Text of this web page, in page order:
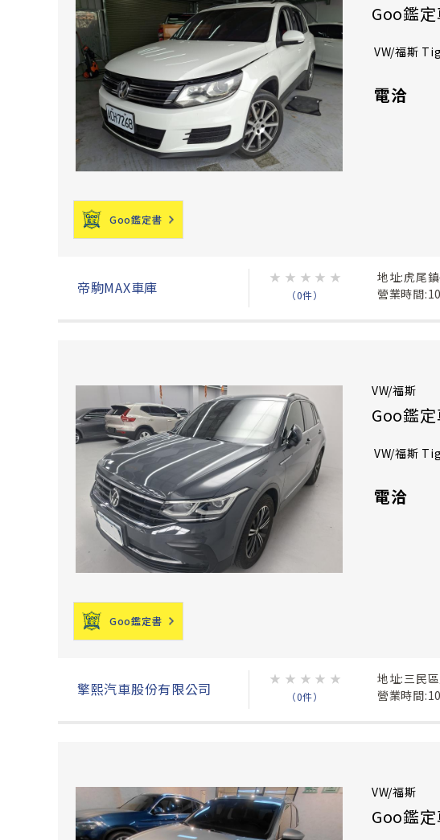
Goo鑑
VW/福斯
電洽
Goo鑑定書
帝駒MAX車庫
★ ★ ★ ★ ★
（0件）
地址:虎尾
營業時間
VW/福斯
Goo鑑
VW/福斯
電洽
Goo鑑定書
擎熙汽車股份有限公司
★ ★ ★ ★ ★
（0件）
地址:三民
營業時間
VW/福斯
Goo鑑